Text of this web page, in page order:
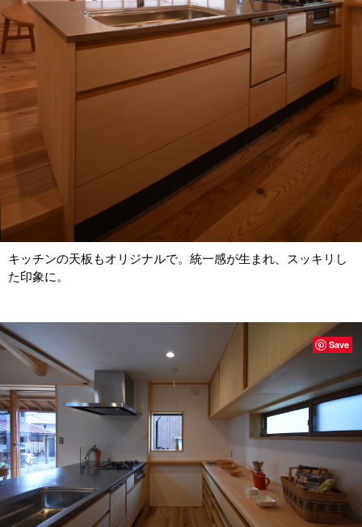
キッチンの天板もオリジナルで。統一感が生まれ、スッキリし
た印象に。
Save